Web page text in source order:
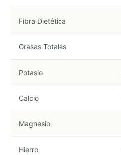
Fibra Dietética
Grasas Totales
Potasio
Calcio
Magnesio
Hierro